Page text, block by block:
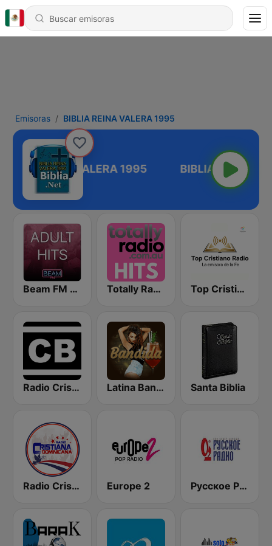
Emisoras BIBLIA REINA VALERA 1995
BIBLIA REINA VALERA 1995
Beam FM - Adult Hits Totally Radio Hits Top Cristiano Radio
Radio Cristiano Bíblico Latina Bandida! Santa Biblia
Radio Cristiana Dominicana Europe 2 Русское Радио